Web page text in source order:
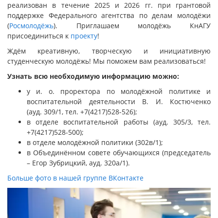
реализован в течение 2025 и 2026 гг. при грантовой
поддержке Федерального агентства по делам молодёжи
(Росмолодёжь). Приглашаем молодёжь КнАГУ
присоединиться к проекту!
Ждём креативную, творческую и инициативную
студенческую молодёжь! Мы поможем вам реализоваться!
Узнать всю необходимую информацию можно:
у и. о. проректора по молодёжной политике и
воспитательной деятельности В. И. Костюченко
(ауд. 309/1, тел. +7(4217)528-526);
в отделе воспитательной работы (ауд. 305/3, тел.
+7(4217)528-500);
в отделе молодёжной политики (302в/1);
в Объединённом совете обучающихся (председатель
– Егор Зубрицкий, ауд. 320а/1).
Больше фото в нашей группе ВКонтакте